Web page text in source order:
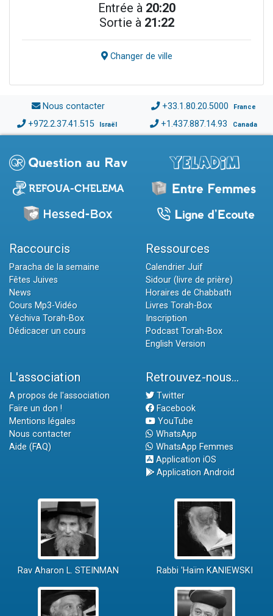
Entrée à 20:20
Sortie à 21:22
Changer de ville
Nous contacter +33.1.80.20.5000 France
+972.2.37.41.515 Israël +1.437.887.14.93 Canada
Raccourcis
Paracha de la semaine
Fêtes Juives
News
Cours Mp3-Vidéo
Yéchiva Torah-Box
Dédicacer un cours
Ressources
Calendrier Juif
Sidour (livre de prière)
Horaires de Chabbath
Livres Torah-Box
Inscription
Podcast Torah-Box
English Version
L'association
A propos de l'association
Faire un don !
Mentions légales
Nous contacter
Aide (FAQ)
Retrouvez-nous...
Twitter
Facebook
YouTube
WhatsApp
WhatsApp Femmes
Application iOS
Application Android
Rav Aharon L. STEINMAN Rabbi 'Haïm KANIEWSKI